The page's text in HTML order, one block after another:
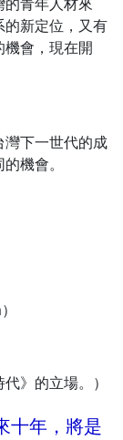
青年人材來
的新定位，又有
機會，現在開
灣下一世代的成
機會。
》的立場。）
十年，將是